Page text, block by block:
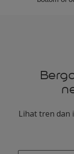
Lihat tren dan